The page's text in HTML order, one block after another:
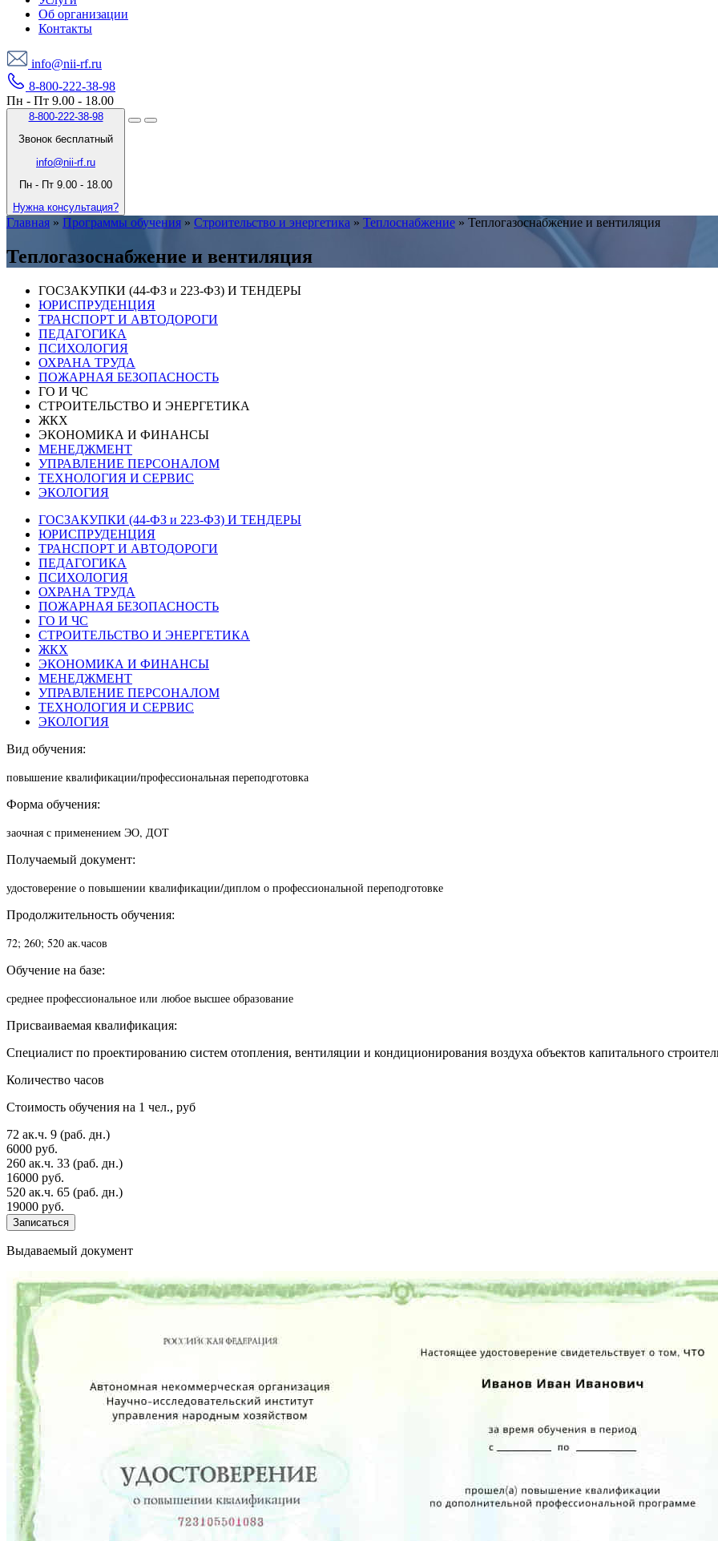
Об организации
Контакты
info@nii-rf.ru
8-800-222-38-98
Пн - Пт 9.00 - 18.00
8-800-222-38-98
Звонок бесплатный
info@nii-rf.ru
Пн - Пт 9.00 - 18.00
Нужна консультация?
Главная » Программы обучения » Строительство и энергетика » Теплоснабжение » Теплогазоснабжение и вентиляция
Теплогазоснабжение и вентиляция
ГОСЗАКУПКИ (44-ФЗ и 223-ФЗ) И ТЕНДЕРЫ
ЮРИСПРУДЕНЦИЯ
ТРАНСПОРТ И АВТОДОРОГИ
ПЕДАГОГИКА
ПСИХОЛОГИЯ
ОХРАНА ТРУДА
ПОЖАРНАЯ БЕЗОПАСНОСТЬ
ГО И ЧС
СТРОИТЕЛЬСТВО И ЭНЕРГЕТИКА
ЖКХ
ЭКОНОМИКА И ФИНАНСЫ
МЕНЕДЖМЕНТ
УПРАВЛЕНИЕ ПЕРСОНАЛОМ
ТЕХНОЛОГИЯ И СЕРВИС
ЭКОЛОГИЯ
ГОСЗАКУПКИ (44-ФЗ и 223-ФЗ) И ТЕНДЕРЫ
ЮРИСПРУДЕНЦИЯ
ТРАНСПОРТ И АВТОДОРОГИ
ПЕДАГОГИКА
ПСИХОЛОГИЯ
ОХРАНА ТРУДА
ПОЖАРНАЯ БЕЗОПАСНОСТЬ
ГО И ЧС
СТРОИТЕЛЬСТВО И ЭНЕРГЕТИКА
ЖКХ
ЭКОНОМИКА И ФИНАНСЫ
МЕНЕДЖМЕНТ
УПРАВЛЕНИЕ ПЕРСОНАЛОМ
ТЕХНОЛОГИЯ И СЕРВИС
ЭКОЛОГИЯ
Вид обучения:
повышение квалификации/профессиональная переподготовка
Форма обучения:
заочная с применением ЭО, ДОТ
Получаемый документ:
удостоверение о повышении квалификации/диплом о профессиональной переподготовке
Продолжительность обучения:
72; 260; 520 ак.часов
Обучение на базе:
среднее профессиональное или любое высшее образование
Присваиваемая квалификация:
Специалист по проектированию систем отопления, вентиляции и кондиционирования воздуха объектов капитального
Количество часов
Стоимость обучения на 1 чел., руб
72 ак.ч. 9 (раб. дн.)
6000 руб.
260 ак.ч. 33 (раб. дн.)
16000 руб.
520 ак.ч. 65 (раб. дн.)
19000 руб.
Записаться
Выдаваемый документ